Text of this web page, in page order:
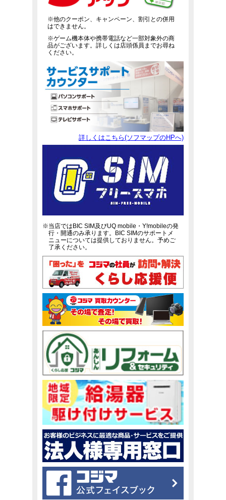
※他のクーポン、キャンペーン、割引との併用
はできません。
※ゲーム機本体や携帯電話など一部対象外の商
品がございます。詳しくは店頭係員までお尋ね
ください。
詳しくはこちら(ソフマップのHPへ)
※当店ではBIC SIM及びUQ mobile・Y!mobileの発
行・開通のみ承ります。BIC SIMのサポートメ
ニューについては提供しておりません。予めご
了承ください。